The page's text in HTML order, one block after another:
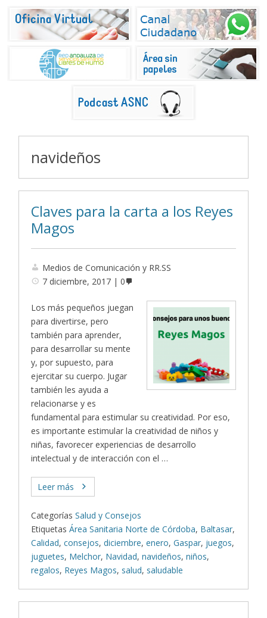
navideños
Claves para la carta a los Reyes
Magos
Medios de Comunicación y RR.SS
7 diciembre, 2017
0
Los más pequeños juegan
para divertirse, pero
también para aprender,
para desarrollar su mente
y, por supuesto, para
ejercitar su cuerpo. Jugar
también les ayuda a
relacionarse y es
fundamental para estimular su creatividad. Por eso,
es importante estimular la creatividad de niños y
niñas, favorecer experiencias de desarrollo
intelectual y de interacción con el …
Leer más
Categorías Salud y Consejos
Etiquetas Área Sanitaria Norte de Córdoba, Baltasar,
Calidad,consejos,diciembre,enero,Gaspar, juegos,
juguetes, Melchor, Navidad,navideños,niños,
regalos, Reyes Magos, salud, saludable